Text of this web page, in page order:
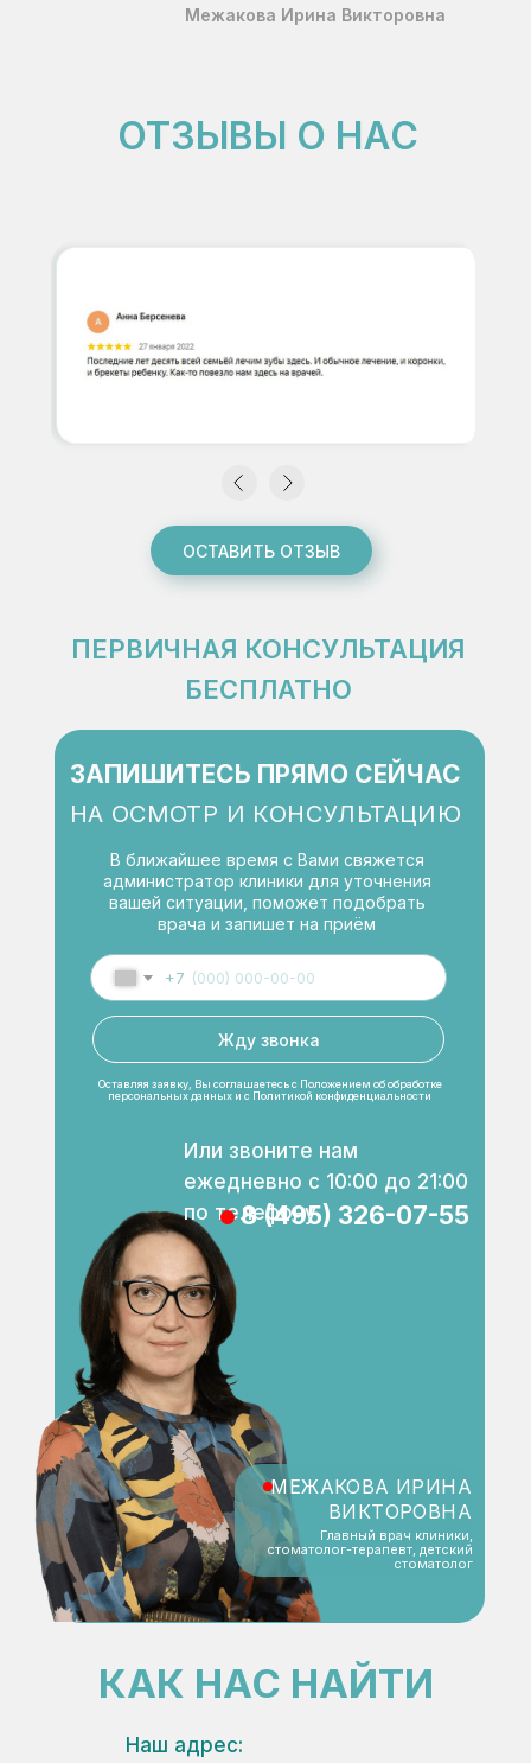
Межакова Ирина Викторовна
ОТЗЫВЫ О НАС
ОСТАВИТЬ ОТЗЫВ
ПЕРВИЧНАЯ КОНСУЛЬТАЦИЯ
БЕСПЛАТНО
ЗАПИШИТЕСЬ ПРЯМО СЕЙЧАС
Оставляя заявку, Вы соглашаетесь с Положением об обработке
персональных данных и с Политикой конфиденциальности
В ближайшее время с Вами свяжется
администратор клиники для уточнения
вашей ситуации, поможет подобрать
врача и запишет на приём
НА ОСМОТР И КОНСУЛЬТАЦИЮ
+7
Жду звонка
Или звоните нам
ежедневно с 10:00 до 21:00
по телефону
8 (495) 326-07-55
Главный врач клиники,
стоматолог-терапевт, детский
стоматолог
МЕЖАКОВА ИРИНА
ВИКТОРОВНА
КАК НАС НАЙТИ
Наш адрес: